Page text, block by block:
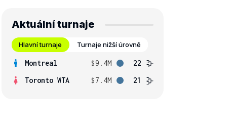
Aktuální turnaje
Hlavní turnaje Turnaje nižší úrovně
Montreal $9.4M
22
Toronto WTA
$7.4M 21